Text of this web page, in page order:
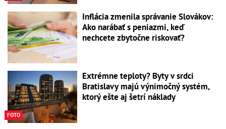
Inflácia zmenila správanie Slovákov:
Ako narábať s peniazmi, keď
nechcete zbytočne riskovať?
FOTO
Extrémne teploty? Byty v srdci
Bratislavy majú výnimočný systém,
ktorý ešte aj šetrí náklady